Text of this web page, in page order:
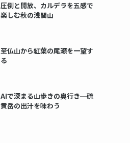
圧倒と開放、カルデラを五感で
楽しむ秋の浅間山
至仏山から紅葉の尾瀬を一望す
る
AIで深まる山歩きの奥行き─硫
黄岳の出汁を味わう